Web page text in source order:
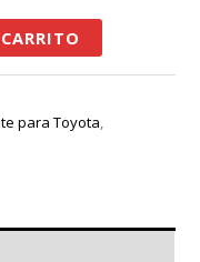
para Toyota,